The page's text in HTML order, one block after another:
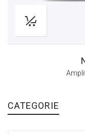
CATEGORIE